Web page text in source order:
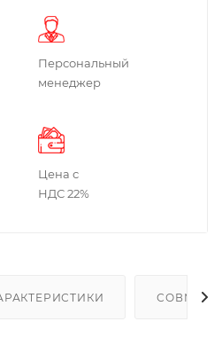
Персональный
менеджер
Цена с
НДС 22%